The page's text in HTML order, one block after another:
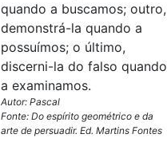
quando a buscamos; outro,
demonstrá-la quando a
possuímos; o último,
discerni-la do falso quando
a examinamos.
Autor: Pascal
Fonte: Do espírito geométrico e da
arte de persuadir. Ed. Martins Fontes